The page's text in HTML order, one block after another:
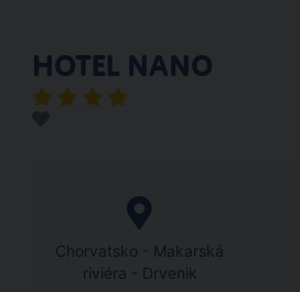
HOTEL NANO
Chorvatsko - Makarská
riviéra - Drvenik